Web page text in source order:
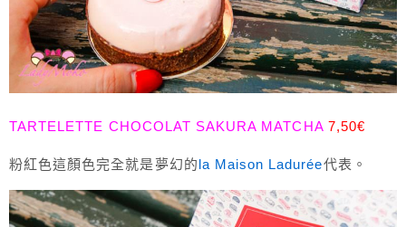
TARTELETTE CHOCOLAT SAKURA MATCHA7,50€
粉紅色這顏色完全就是夢幻的la Maison Ladurée代表。